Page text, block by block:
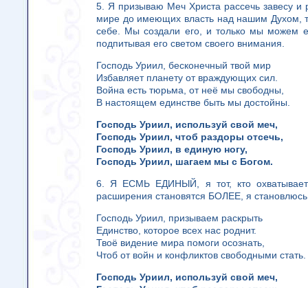
5. Я призываю Меч Христа рассечь завесу и
мире до имеющих власть над нашим Духом,
себе. Мы создали его, и только мы можем
подпитывая его светом своего внимания.
Господь Уриил, бесконечный твой мир
Избавляет планету от враждующих сил.
Война есть тюрьма, от неё мы свободны,
В настоящем единстве быть мы достойны.
Господь Уриил, используй свой меч,
Господь Уриил, чтоб раздоры отсечь,
Господь Уриил, в единую ногу,
Господь Уриил, шагаем мы с Богом.
6. Я ЕСМЬ ЕДИНЫЙ, я тот, кто
расширения становятся БОЛЕЕ, я
Господь Уриил, призываем раскрыть
Единство, которое всех нас роднит.
Твоё видение мира помоги осознать,
Чтоб от войн и конфликтов свободными стать.
Господь Уриил, используй свой меч,